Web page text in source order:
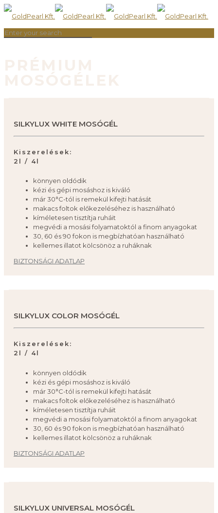
SILKYLUX WHITE MOSÓGÉL
Kiszerelések:
2l / 4l
könnyen oldódik
kézi és gépi mosáshoz is kiváló
már 30°C-tól is remekül kifejti hatását
makacs foltok előkezeléséhez is használható
kíméletesen tisztítja ruháit
megvédi a mosási folyamatoktól a finom anyagokat
30, 60 és 90 fokon is megbízhatóan használható
kellemes illatot kölcsönöz a ruháknak
BIZTONSÁGI ADATLAP
SILKYLUX COLOR MOSÓGÉL
Kiszerelések:
2l / 4l
könnyen oldódik
kézi és gépi mosáshoz is kiváló
már 30°C-tól is remekül kifejti hatását
makacs foltok előkezeléséhez is használható
kíméletesen tisztítja ruháit
megvédi a mosási folyamatoktól a finom anyagokat
30, 60 és 90 fokon is megbízhatóan használható
kellemes illatot kölcsönöz a ruháknak
BIZTONSÁGI ADATLAP
SILKYLUX UNIVERSAL MOSÓGÉL